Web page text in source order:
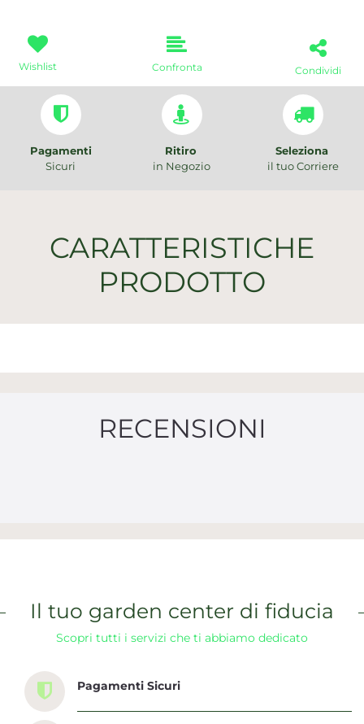
Wishlist Confronta Condividi
Pagamenti
Sicuri
Ritiro
in Negozio
Seleziona
il tuo Corriere
CARATTERISTICHE
PRODOTTO
RECENSIONI
Il tuo garden center di fiducia
Scopri tutti i servizi che ti abbiamo dedicato
Pagamenti Sicuri